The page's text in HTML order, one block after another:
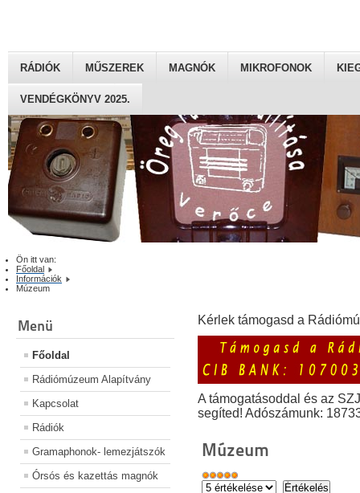
RÁDIÓK MŰSZEREK MAGNÓK MIKROFONOK
VENDÉGKÖNYV 2025.
Ön itt van:
Főoldal
Információk
Múzeum
Menü
Főoldal
Rádiómúzeum Alapítvány
Kapcsolat
Rádiók
Gramaphonok- lemezjátszók
Órsós és kazettás magnók
Kérlek támogasd a
A támogatásoddal és az
segíted! Adószámunk:
Múzeum